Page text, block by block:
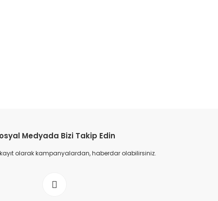
Terlik - Taba Erkek Deri Terlik - Taba
Medyada Bizi Takip Edin
olarak kampanyalardan, haberdar olabilirsiniz.